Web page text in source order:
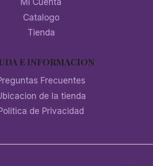
Mi Cuenta
Catalogo
Tienda
E INFORMACION
Frecuentes
de la tienda
de Privacidad